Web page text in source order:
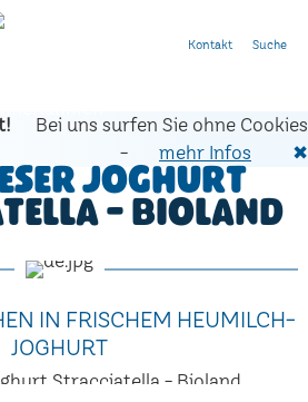
Bei uns surfen Sie ohne Cookies
-
mehr Infos ✖
Joghurt
- Bioland
IN FRISCHEM HEUMILCH-
JOGHURT